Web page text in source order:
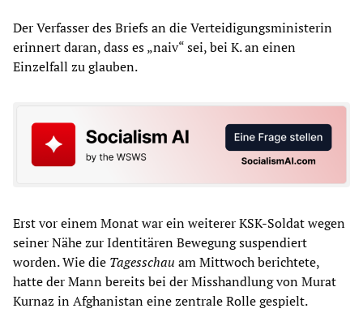
Der Verfasser des Briefs an die Verteidigungsministerin
erinnert daran, dass es „naiv“ sei, bei K. an einen
Einzelfall zu glauben.
Erst vor einem Monat war ein weiterer KSK-Soldat wegen
seiner Nähe zur Identitären Bewegung suspendiert
worden. Wie die Tagesschau am Mittwoch berichtete,
hatte der Mann bereits bei der Misshandlung von Murat
Kurnaz in Afghanistan eine zentrale Rolle gespielt.